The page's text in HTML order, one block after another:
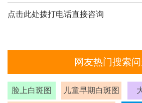
点击此处拨打电话直接咨询
网友热门搜索
脸上白斑图 儿童早期白斑图